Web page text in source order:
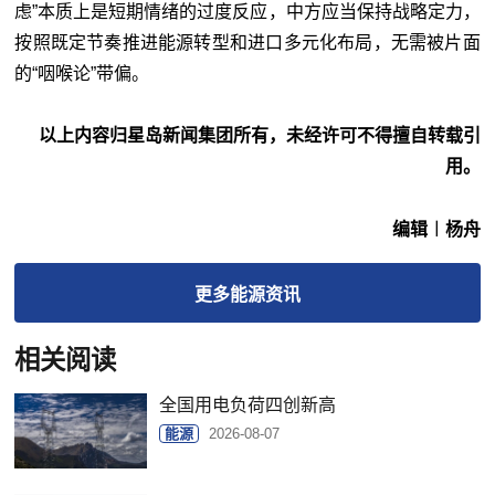
虑”本质上是短期情绪的过度反应，中方应当保持战略定力，
按照既定节奏推进能源转型和进口多元化布局，无需被片面
的“咽喉论”带偏。
以上内容归星岛新闻集团所有，未经许可不得擅自转载引
用。
编辑︱杨舟
更多能源资讯
相关阅读
全国用电负荷四创新高
能源 2026-08-07